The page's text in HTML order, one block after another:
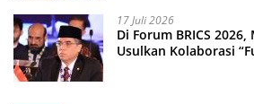
17 Juli 2026
Di Forum BRICS
Usulkan Kolaborasi